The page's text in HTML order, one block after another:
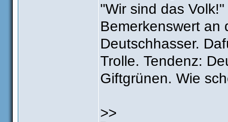
"Wir sind das Volk!"
Bemerkenswert an
Deutschhasser.
Trolle. Tendenz:
Giftgrünen. Wie
>>